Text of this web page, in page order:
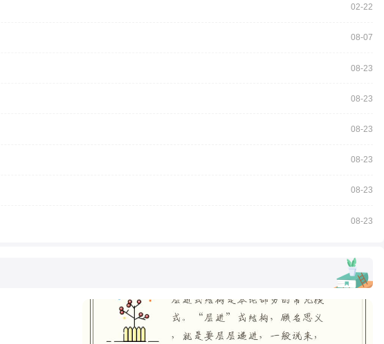
02-22
08-07
08-23
08-23
08-23
08-23
08-23
08-23